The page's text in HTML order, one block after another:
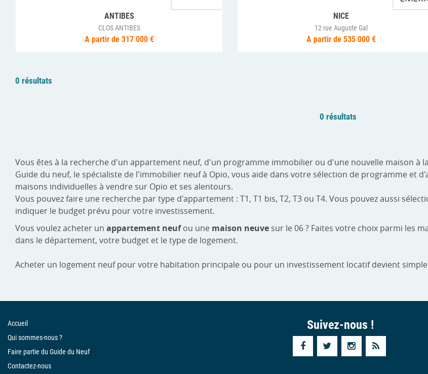
ANTIBES
CLOS ANTIBES
A partir de 317 000 €
NICE
12 rue Auguste Gal
A partir de 535 000 €
0 résultats
0 résultats
Vous êtes à la recherche d'un appartement neuf, d'un programme immobilier ou d'une nouvelle maison à
Guide du neuf, le spécialiste de l'immobilier neuf à Opio, vous aide dans votre sélection de programme et
maisons individuelles à vendre sur Opio et ses alentours.
Vous pouvez faire une recherche par type d'appartement : T1, T1 bis, T2, T3 ou T4. Vous pouvez aussi
indiquer le budget prévu pour votre investissement.
Vous voulez acheter un appartement neufou une maison neuve sur le 06 ? Faites votre choix parmi les
dans le département, votre budget et le type de logement.
Acheter un logement neuf pour votre habitation principale ou pour un investissement locatif devient
Accueil
Qui sommes-nous ?
Faire partie du Guide du Neuf
Contactez-nous
Suivez-nous !